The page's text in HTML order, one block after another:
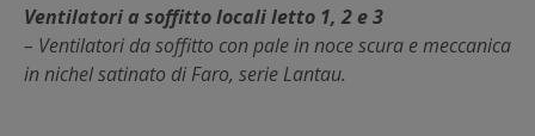
Ventilatori a soffitto locali letto 1, 2 e 3
– Ventilatori da soffitto con pale in noce scura e meccanica
in nichel satinato di Faro, serie Lantau.